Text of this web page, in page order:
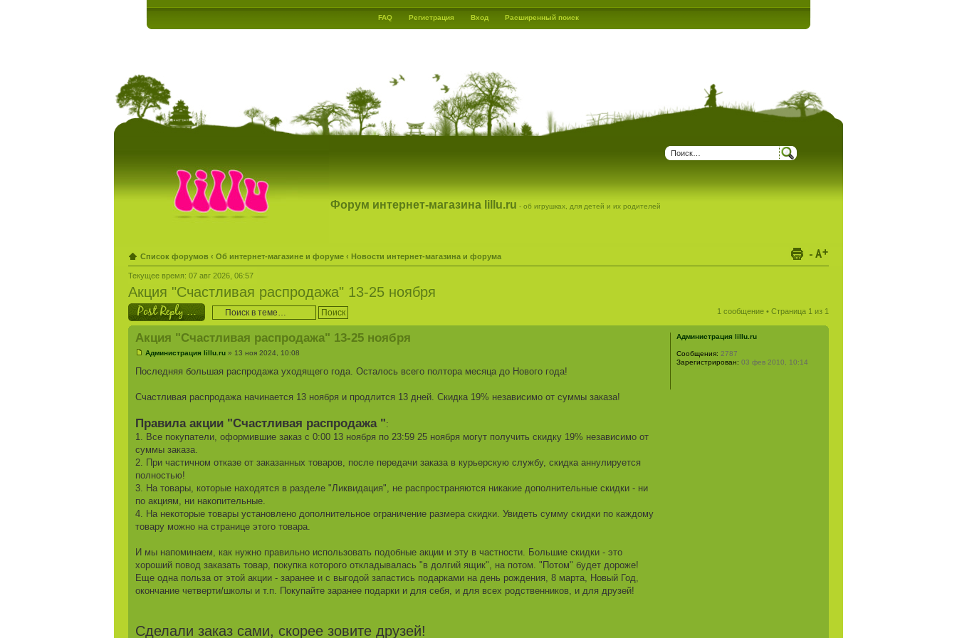
FAQ Регистрация Вход Расширенный поиск
Форум интернет-магазина lillu.ru - об игрушках, для детей и их родителей
Список форумов ‹ Об интернет-магазине и форуме ‹ Новости интернет-магазина и форума
Текущее время: 07 авг 2026, 06:57
Акция "Счастливая распродажа" 13-25 ноября
Ответить 1 сообщение • Страница 1 из 1
Акция "Счастливая распродажа" 13-25 ноября
Администрация lillu.ru » 13 ноя 2024, 10:08
Последняя большая распродажа уходящего года. Осталось всего полтора месяца до Нового года!
Счастливая распродажа начинается 13 ноября и продлится 13 дней. Скидка 19% независимо от суммы заказа!
Правила акции "Счастливая распродажа ":
1. Все покупатели, оформившие заказ с 0:00 13 ноября по 23:59 25 ноября могут получить скидку 19% независимо от
суммы заказа.
2. При частичном отказе от заказанных товаров, после передачи заказа в курьерскую службу, скидка аннулируется
полностью!
3. На товары, которые находятся в разделе "Ликвидация", не распространяются никакие дополнительные скидки - ни
по акциям, ни накопительные.
4. На некоторые товары установлено дополнительное ограничение размера скидки. Увидеть сумму скидки по каждому
товару можно на странице этого товара.
И мы напоминаем, как нужно правильно использовать подобные акции и эту в частности. Большие скидки - это
хороший повод заказать товар, покупка которого откладывалась "в долгий ящик", на потом. "Потом" будет дороже!
Еще одна польза от этой акции - заранее и с выгодой запастись подарками на день рождения, 8 марта, Новый Год,
окончание четверти/школы и т.п. Покупайте заранее подарки и для себя, и для всех родственников, и для друзей!
Сделали заказ сами, скорее зовите друзей!
Администрация lillu.ru
Сообщения: 2787
Зарегистрирован: 03 фев 2010, 10:14